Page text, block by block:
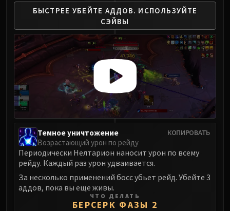
БЫСТРЕЕ УБЕЙТЕ АДДОВ. ИСПОЛЬЗУЙТЕ
СЭЙВЫ
КОПИРОВАТЬ
Темное уничтожение
Возрастающий урон по рейду
Периодически Нелтарион наносит урон по всему
рейду. Каждый раз урон удваивается.
За несколько применений босс убьет рейд. Убейте 3
аддов, пока вы еще живы.
ЧТО ДЕЛАТЬ
БЕРСЕРК ФАЗЫ 2